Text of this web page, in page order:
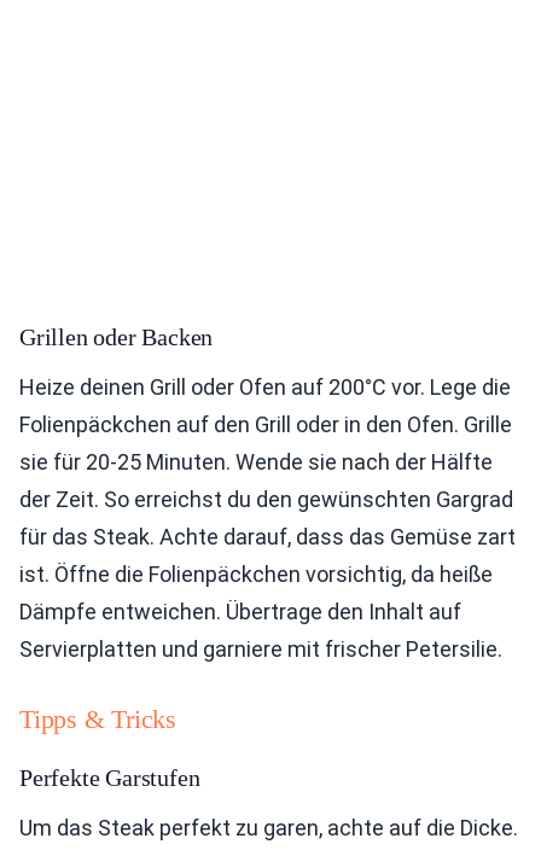
Grillen oder Backen
Heize deinen Grill oder Ofen auf 200°C vor. Lege die
Folienpäckchen auf den Grill oder in den Ofen. Grille
sie für 20-25 Minuten. Wende sie nach der Hälfte
der Zeit. So erreichst du den gewünschten Gargrad
für das Steak. Achte darauf, dass das Gemüse zart
ist. Öffne die Folienpäckchen vorsichtig, da heiße
Dämpfe entweichen. Übertrage den Inhalt auf
Servierplatten und garniere mit frischer Petersilie.
Tipps & Tricks
Perfekte Garstufen
Um das Steak perfekt zu garen, achte auf die Dicke.